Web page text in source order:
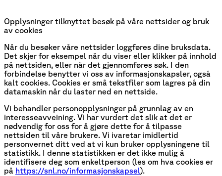
Opplysninger tilknyttet besøk på våre nettsider og bruk
av cookies
Når du besøker våre nettsider loggføres dine bruksdata.
Det skjer for eksempel når du viser eller klikker på innhold
på nettsiden, eller når det gjennomføres søk. I den
forbindelse benytter vi oss av informasjonskapsler, også
kalt cookies. Cookies er små tekstfiler som lagres på din
datamaskin når du laster ned en nettside.
Vi behandler personopplysninger på grunnlag av en
interesseavveining. Vi har vurdert det slik at det er
nødvendig for oss for å gjøre dette for å tilpasse
nettsiden til våre brukere. Vi ivaretar imidlertid
personvernet ditt ved at vi kun bruker opplysningene til
statistikk. I denne statistikken er det ikke mulig å
identifisere deg som enkeltperson (les om hva cookies er
på https://snl.no/informasjonskapsel).